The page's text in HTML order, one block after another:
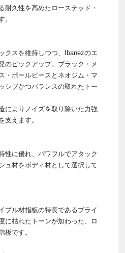
耐久性を高めたローステッド・
。
クスを維持しつつ、Ibanezのエ
のピックアップ。ブラック・メ
・ポールピースとネオジム・マ
シブかつバランスの取れたトー
によりノイズを取り除いた力強
支えます。
性に優れ、パワフルでアタック
ュ材をボディ材として選択して
プル材指板の特長であるブライ
に枯れたトーンが加わった、ロ
板です。